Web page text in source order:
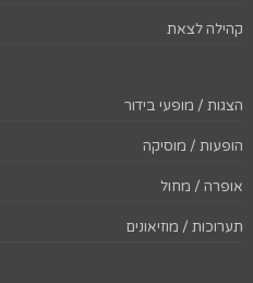
קהילה לצאת
הצגות / מופעי בידור
הופעות / מוסיקה
אופרה / מחול
תערוכות / מוזיאונים